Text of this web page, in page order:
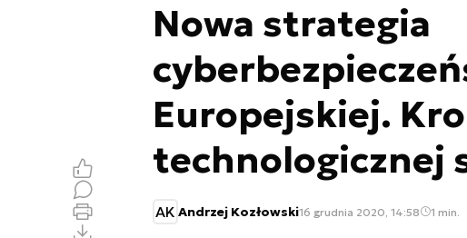
Nowa strategia
Europejskiej.
technologicznej
AK Andrzej Kozłowski16 grudnia 2020, 14:58 1 min.